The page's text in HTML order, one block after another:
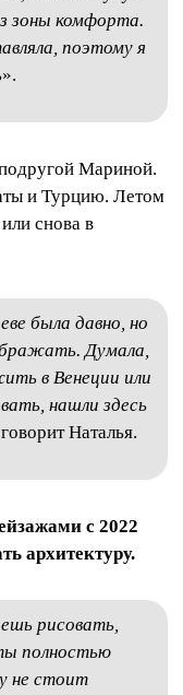
зоны комфорта.
поэтому я
».
Мариной.
и Турцию. Летом
снова в
была давно, но
Думала,
в Венеции или
нашли здесь
Наталья.
с 2022
архитектуру.
рисовать,
полностью
не стоит